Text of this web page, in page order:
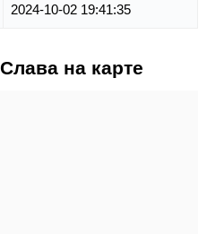
2024-10-02 19:41:35
на карте